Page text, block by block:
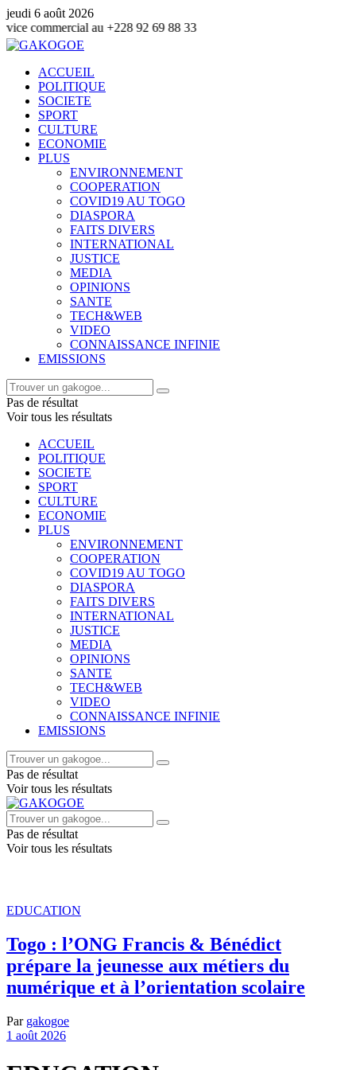
jeudi 6 août 2026
au +228 92 69 88 33
ACCUEIL
POLITIQUE
SOCIETE
SPORT
CULTURE
ECONOMIE
PLUS
ENVIRONNEMENT
COOPERATION
COVID19 AU TOGO
DIASPORA
FAITS DIVERS
INTERNATIONAL
JUSTICE
MEDIA
OPINIONS
SANTE
TECH&WEB
VIDEO
CONNAISSANCE INFINIE
EMISSIONS
Pas de résultat
Voir tous les résultats
ACCUEIL
POLITIQUE
SOCIETE
SPORT
CULTURE
ECONOMIE
PLUS
ENVIRONNEMENT
COOPERATION
COVID19 AU TOGO
DIASPORA
FAITS DIVERS
INTERNATIONAL
JUSTICE
MEDIA
OPINIONS
SANTE
TECH&WEB
VIDEO
CONNAISSANCE INFINIE
EMISSIONS
Pas de résultat
Voir tous les résultats
Pas de résultat
Voir tous les résultats
EDUCATION
Togo : l’ONG Francis & Bénédict
prépare la jeunesse aux métiers du
numérique et à l’orientation scolaire
Par gakogoe
1 août 2026